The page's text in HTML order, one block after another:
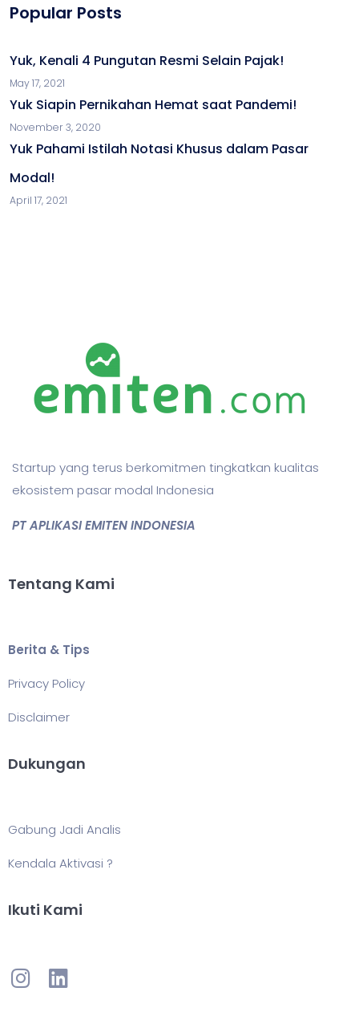
Popular Posts
Yuk, Kenali 4 Pungutan Resmi Selain Pajak!
May 17, 2021
Yuk Siapin Pernikahan Hemat saat Pandemi!
November 3, 2020
Yuk Pahami Istilah Notasi Khusus dalam Pasar
Modal!
April 17, 2021
Startup yang terus berkomitmen tingkatkan kualitas
ekosistem pasar modal Indonesia
PT APLIKASI EMITEN INDONESIA
Tentang Kami
Berita & Tips
Privacy Policy
Disclaimer
Dukungan
Gabung Jadi Analis
Kendala Aktivasi ?
Ikuti Kami